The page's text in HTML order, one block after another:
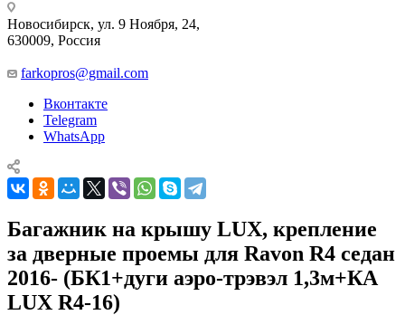
Новосибирск, ул. 9 Ноября, 24,
630009, Россия
farkopros@gmail.com
Вконтакте
Telegram
WhatsApp
Багажник на крышу LUX, крепление
за дверные проемы для Ravon R4 седан
2016- (БК1+дуги аэро-трэвэл 1,3м+КА
LUX R4-16)